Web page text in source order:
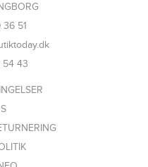
36 51
54 43